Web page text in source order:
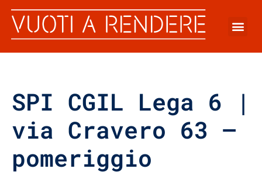
SPI CGIL Lega 6 |
via Cravero 63 –
pomeriggio